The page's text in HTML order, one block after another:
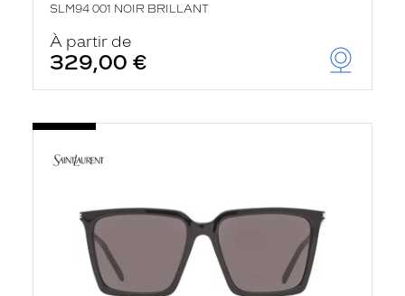
SLM94 001 NOIR BRILLANT
À partir de
329,00 €